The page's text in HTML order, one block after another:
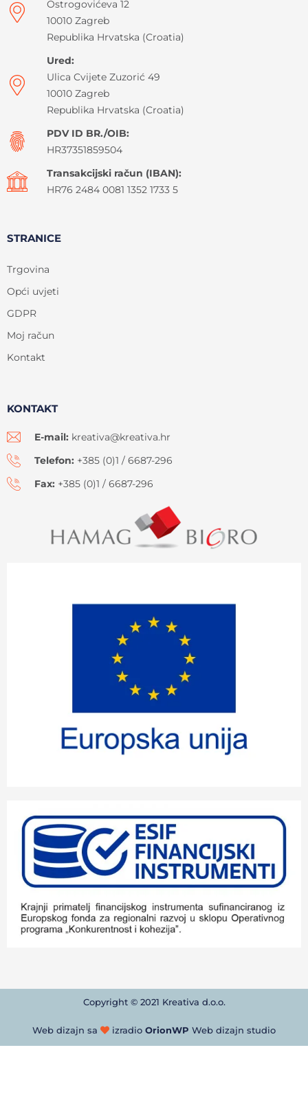
Ostrogovićeva 12
10010 Zagreb
Republika Hrvatska (Croatia)
Ured:
Ulica Cvijete Zuzorić 49
10010 Zagreb
Republika Hrvatska (Croatia)
PDV ID BR./OIB:
HR37351859504
Transakcijski račun (IBAN):
HR76 2484 0081 1352 1733 5
STRANICE
Trgovina
Opći uvjeti
GDPR
Moj račun
Kontakt
KONTAKT
E-mail: kreativa@kreativa.hr
Telefon: +385 (0)1 / 6687-296
Fax: +385 (0)1 / 6687-296
Copyright © 2021 Kreativa d.o.o.
Web dizajn sa izradio OrionWP Web dizajn studio